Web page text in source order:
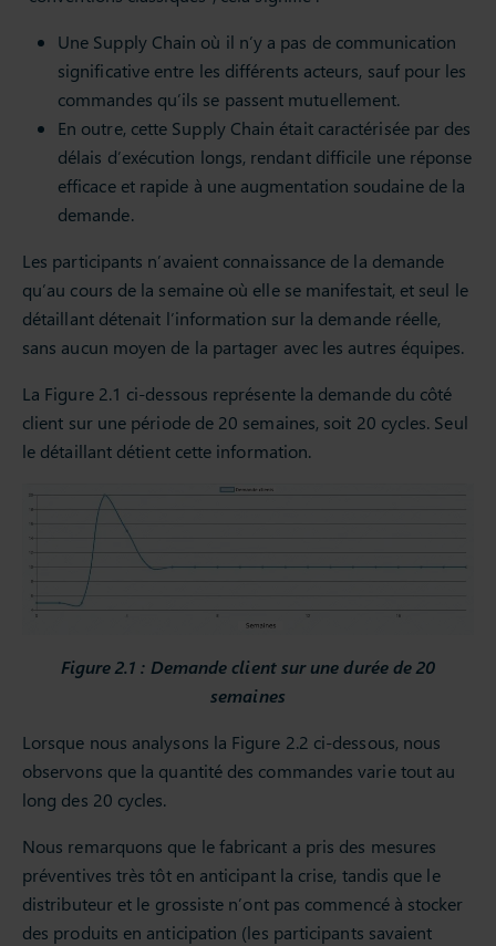
Une Supply Chain où il n’y a pas de communication
significative entre les différents acteurs, sauf pour les
commandes qu’ils se passent mutuellement.
En outre, cette Supply Chain était caractérisée par des
délais d’exécution longs, rendant difficile une réponse
efficace et rapide à une augmentation soudaine de la
demande.
Les participants n’avaient connaissance de la demande
qu’au cours de la semaine où elle se manifestait, et seul le
détaillant détenait l’information sur la demande réelle,
sans aucun moyen de la partager avec les autres équipes.
La Figure 2.1 ci-dessous représente la demande du côté
client sur une période de 20 semaines, soit 20 cycles. Seul
le détaillant détient cette information.
Figure 2.1 : Demande client sur une durée de 20
semaines
Lorsque nous analysons la Figure 2.2 ci-dessous, nous
observons que la quantité des commandes varie tout au
long des 20 cycles.
Nous remarquons que le fabricant a pris des mesures
préventives très tôt en anticipant la crise, tandis que le
distributeur et le grossiste n’ont pas commencé à stocker
des produits en anticipation (les participants savaient